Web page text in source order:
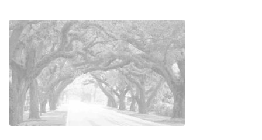
Inscription French District – confirmation
Inscription French District – confirmation (fdistrict2017)
Inscription French District – éditions locales
Inscription French District – éditions locales – Bastille Day